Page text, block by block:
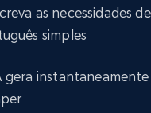
as necessidades
simples
gera instantaneamente